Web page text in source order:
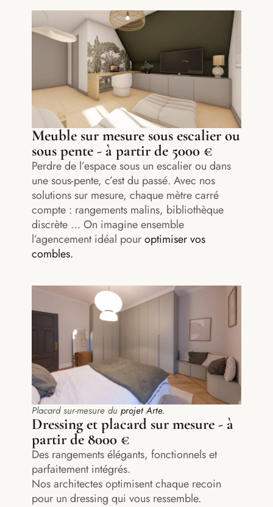
Meuble sur mesure sous escalier ou
sous pente - à partir de 5000 €
Perdre de l’espace sous un escalier ou dans
une sous-pente, c’est du passé. Avec nos
solutions sur mesure, chaque mètre carré
compte : rangements malins, bibliothèque
discrète … On imagine ensemble
l’agencement idéal pouroptimiser vos
combles.
Placard sur-mesure duprojet Arte.
Dressing et placard sur mesure - à
partir de 8000 €
Des rangements élégants, fonctionnels et
parfaitement intégrés.
Nos architectes optimisent chaque recoin
pour un dressing qui vous ressemble.